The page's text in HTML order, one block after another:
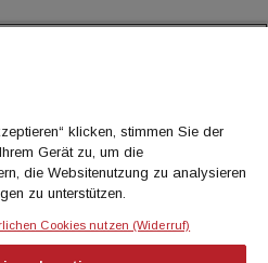
klicken, stimmen Sie der
Gerät zu, um die
die Websitenutzung zu analysieren
zu unterstützen.
Cookies nutzen (Widerruf)